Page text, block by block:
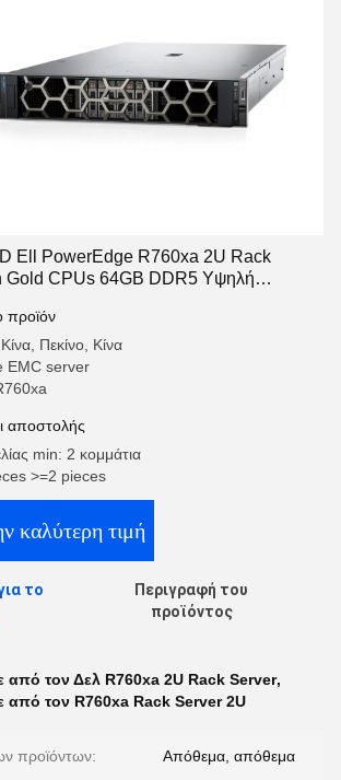
D Ell PowerEdge R760xa 2U Rack
Gold CPUs 64GB DDR5 Υψηλή
προϊόν
Πεκίνο, Κίνα
EMC server
αποστολής
min: 2 κομμάτια
>=2 pieces
καλύτερη τιμή
το
Περιγραφή του
προϊόντος
από τον Δελ R760xa 2U Rack Server,
από τον R760xa Rack Server 2U
προϊόντων: Απόθεμα, απόθεμα